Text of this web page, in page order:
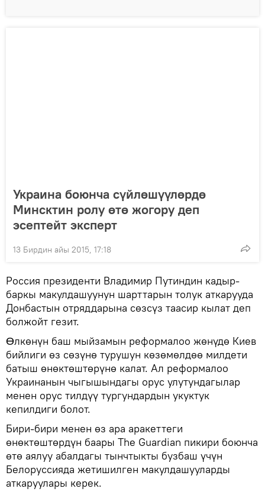
Украина боюнча сүйлөшүүлөрдө
Минсктин ролу өтө жогору деп
эсептейт эксперт
13 Бирдин айы 2015, 17:18
Россия президенти Владимир Путиндин кадыр-
баркы макулдашуунун шарттарын толук аткарууда
Донбастын отряддарына сөзсүз таасир кылат деп
болжойт гезит.
Ɵлкөнүн баш мыйзамын реформалоо жөнүдө Киев
бийлиги өз сөзүнө турушун көзөмөлдөө милдети
батыш өнөктөштөрүнө калат. Ал реформалоо
Украинанын чыгышындагы орус улутундагылар
менен орус тилдүү тургундардын укуктук
кепилдиги болот.
Бири-бири менен өз ара аракеттеги
өнөктөштөрдүн баары The Guardian пикири боюнча
өтө аялуу абалдагы тынчтыкты бузбаш үчүн
Белоруссияда жетишилген макулдашууларды
аткаруулары керек.